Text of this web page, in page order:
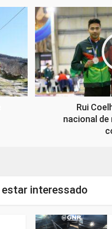
Rui
nacional
estar interessado